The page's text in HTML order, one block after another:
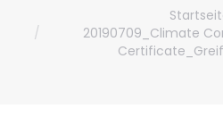
20190709_Climate